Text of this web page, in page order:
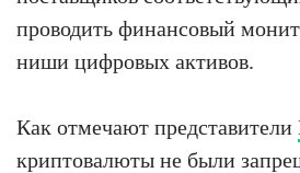
проводить финансовый
ниши цифровых активов.
Как отмечают представители
криптовалюты не были